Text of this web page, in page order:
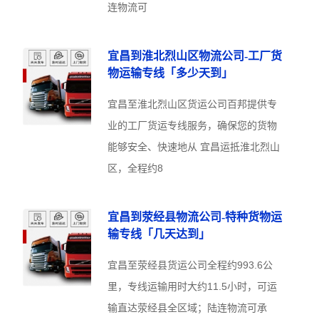
连物流可
宜昌到淮北烈山区物流公司-工厂货
物运输专线「多少天到」
宜昌至淮北烈山区货运公司百邦提供专
业的工厂货运专线服务，确保您的货物
能够安全、快速地从 宜昌运抵淮北烈山
区，全程约8
宜昌到荥经县物流公司-特种货物运
输专线「几天达到」
宜昌至荥经县货运公司全程约993.6公
里，专线运输用时大约11.5小时，可运
输直达荥经县全区域；陆连物流可承